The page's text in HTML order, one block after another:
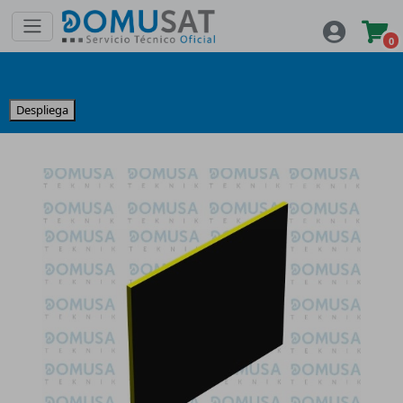
0
Despliega